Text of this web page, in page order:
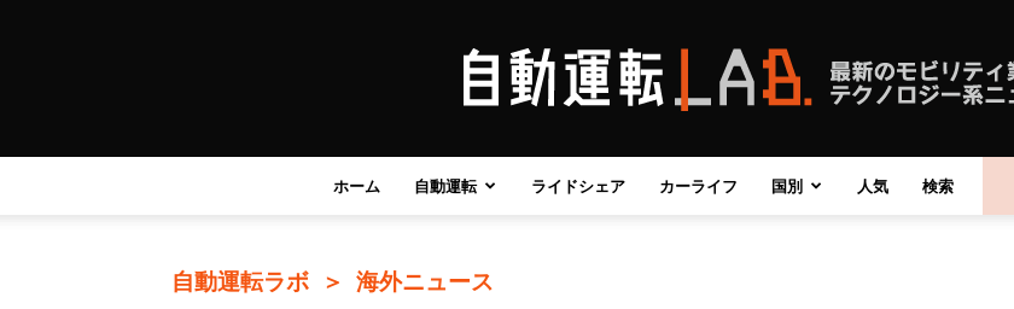
自
ホーム 自動運転 ライドシェア カーライフ 国別 人気 検索
自動運転ラボ ＞ 海外ニュース